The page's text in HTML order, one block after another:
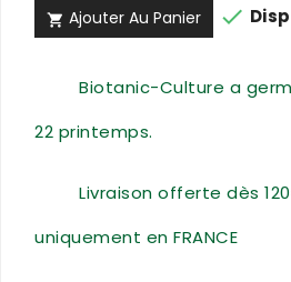
 Ajouter Au Panier 
Biotanic-Culture a
22 printemps.
Livraison offerte dès
uniquement en FRANCE